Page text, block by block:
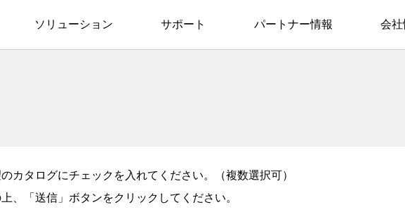
ソリューション サポート パートナー情報 会社
カタログにチェックを入れてください。（複数選択可）
、「送信」ボタンをクリックしてください。